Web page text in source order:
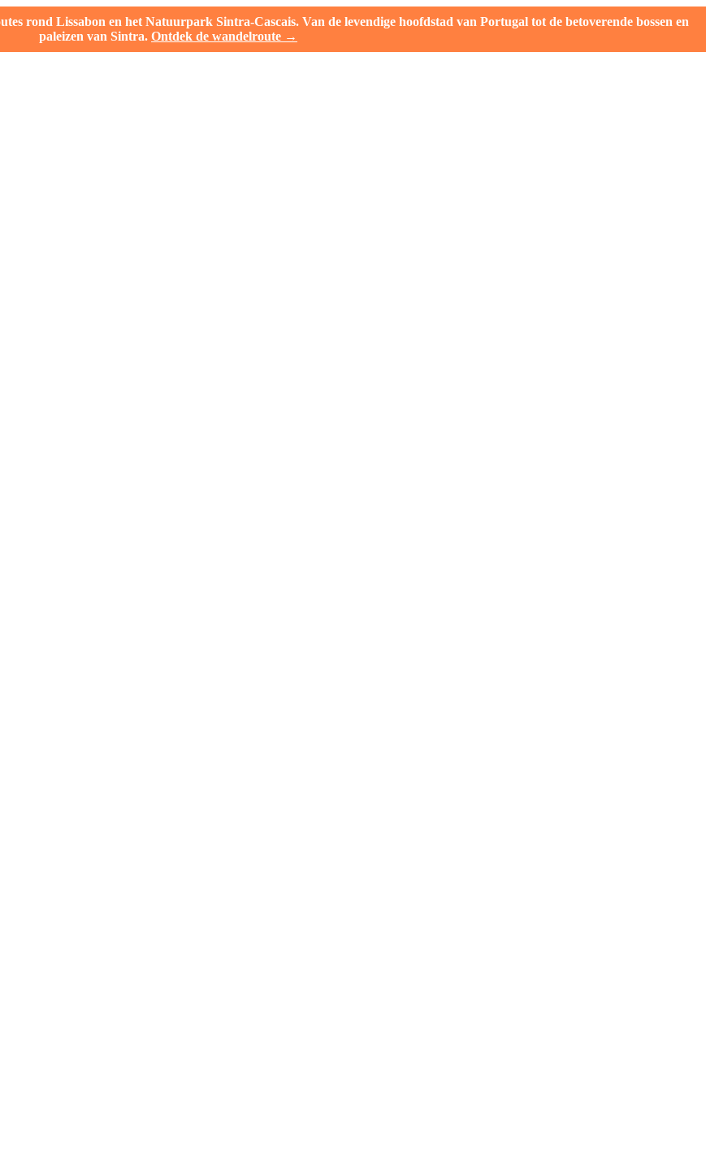
rond Lissabon en het Natuurpark Sintra-Cascais. Van de levendige hoofdstad van Portugal tot de betoverende bossen en
paleizen van Sintra. Ontdek de wandelroute →